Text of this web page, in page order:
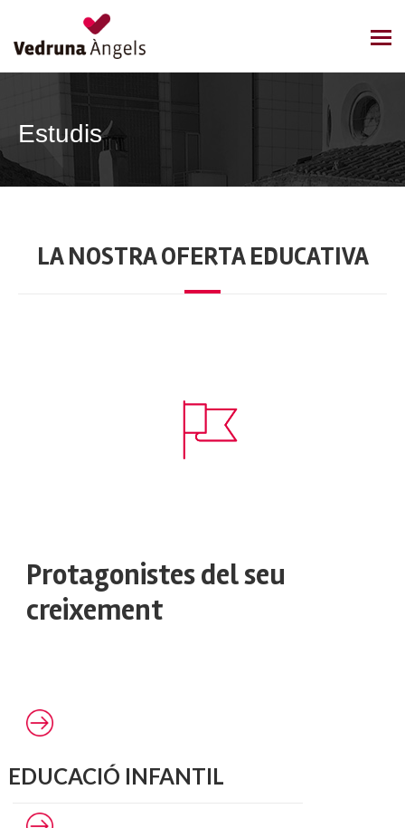
Estudis
LA NOSTRA OFERTA EDUCATIVA
Protagonistes del seu
creixement
EDUCACIÓ INFANTIL